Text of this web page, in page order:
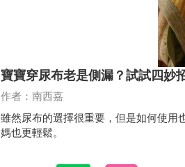
寶寶穿尿布老是側漏？試試四妙
作者：南西嘉
雖然尿布的選擇很重要，但是如何使用
媽也更輕鬆。